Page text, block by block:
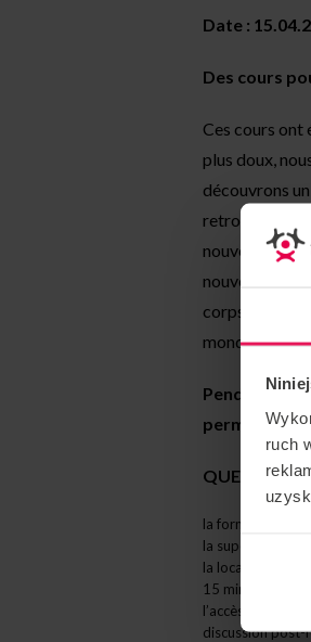
ruch
Date :
Des cours
Ces cours ont
plus doux,
découvrons
retrouver. Les
nouvel
nouvelles
corps dans la
monde dans
Pendant
permet de
QUE
la formation et
la supervision
la location
15 minutes
l’accès aux
discussion